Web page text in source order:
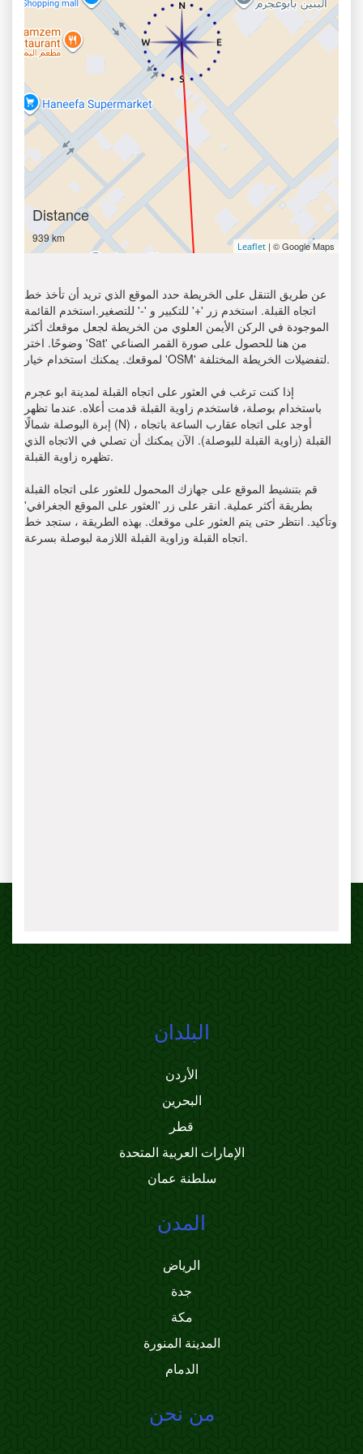
Distance
939 km
Leaflet | © Google Maps
عن طريق التنقل على الخريطة حدد الموقع الذي تريد أن تأخذ خط
اتجاه القبلة. استخدم زر '+' للتكبير و '-' للتصغير.استخدم القائمة
الموجودة في الركن الأيمن العلوي من الخريطة لجعل موقعك أكثر
وضوحًا. اختر 'Sat' من هنا للحصول على صورة القمر الصناعي
لموقعك. يمكنك استخدام خيار 'OSM' لتفضيلات الخريطة المختلفة.
إذا كنت ترغب في العثور على اتجاه القبلة لمدينة ابو عجرم
باستخدام بوصلة، فاستخدم زاوية القبلة قدمت أعلاه. عندما تظهر
إبرة البوصلة شمالًا (N) ، أوجد على اتجاه عقارب الساعة باتجاه
القبلة (زاوية القبلة للبوصلة). الآن يمكنك أن تصلي في الاتجاه الذي
تظهره زاوية القبلة.
قم بتنشيط الموقع على جهازك المحمول للعثور على اتجاه القبلة
بطريقة أكثر عملية. انقر على زر 'العثور على الموقع الجغرافي'
وتأكيد. انتظر حتى يتم العثور على موقعك. بهذه الطريقة ، ستجد خط
اتجاه القبلة وزاوية القبلة اللازمة لبوصلة بسرعة.
البلدان
الأردن
البحرين
قطر
الإمارات العربية المتحدة
سلطنة عمان
المدن
الرياض
جدة
مكة
المدينة المنورة
الدمام
من نحن